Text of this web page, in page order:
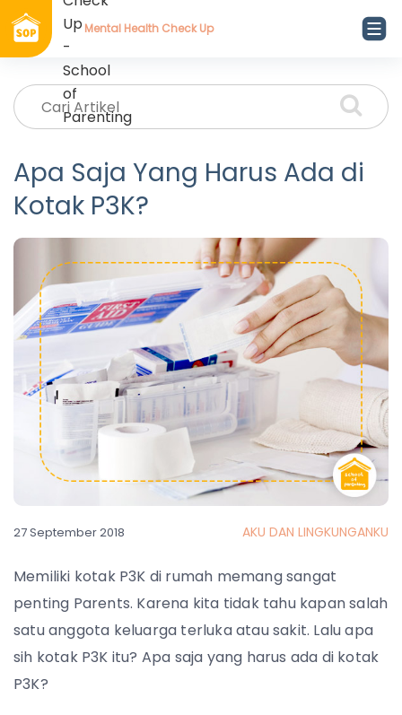
Mental Health Check Up
Apa Saja Yang Harus Ada di
Kotak P3K?
27 September 2018 AKU DAN LINGKUNGANKU
Memiliki kotak P3K di rumah memang sangat
penting Parents. Karena kita tidak tahu kapan salah
satu anggota keluarga terluka atau sakit. Lalu apa
sih kotak P3K itu? Apa saja yang harus ada di kotak
P3K?